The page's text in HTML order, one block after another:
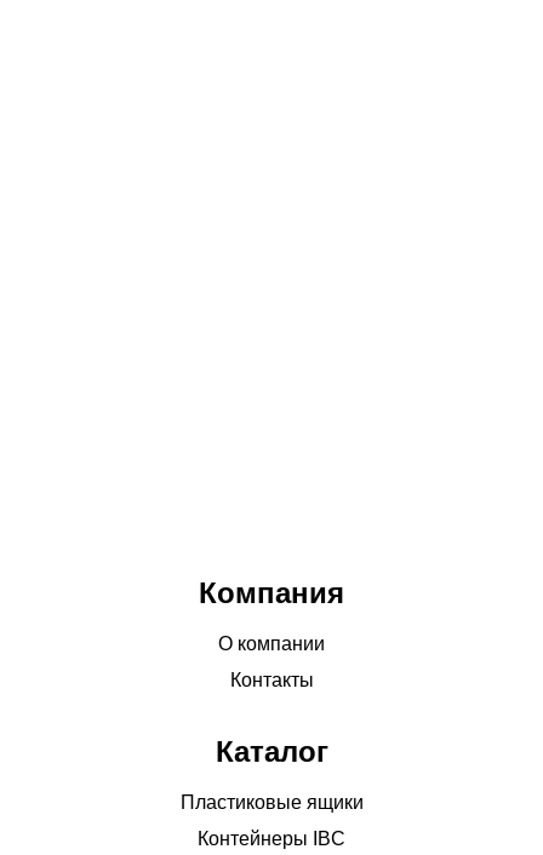
Компания
О компании
Контакты
Каталог
Пластиковые ящики
Контейнеры IBC